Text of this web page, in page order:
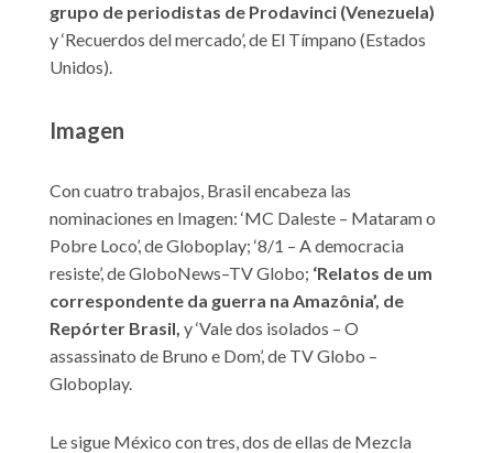
grupo de periodistas de Prodavinci (Venezuela)
y ‘Recuerdos del mercado’, de El Tímpano (Estados
Unidos).
Imagen
Con cuatro trabajos, Brasil encabeza las
nominaciones en Imagen: ‘MC Daleste – Mataram o
Pobre Loco’, de Globoplay; ‘8/1 – A democracia
resiste’, de GloboNews–TV Globo; ‘Relatos de um
correspondente da guerra na Amazônia’, de
Repórter Brasil, y ‘Vale dos isolados – O
assassinato de Bruno e Dom’, de TV Globo –
Globoplay.
Le sigue México con tres, dos de ellas de Mezcla